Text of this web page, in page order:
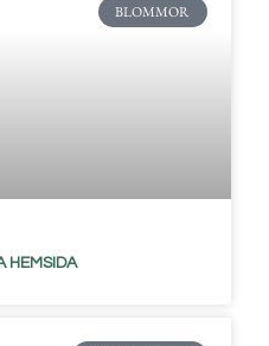
BLOMMOR
HEMSIDA